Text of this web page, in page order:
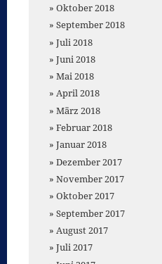
Oktober 2018
September 2018
Juli 2018
Juni 2018
Mai 2018
April 2018
März 2018
Februar 2018
Januar 2018
Dezember 2017
November 2017
Oktober 2017
September 2017
August 2017
Juli 2017